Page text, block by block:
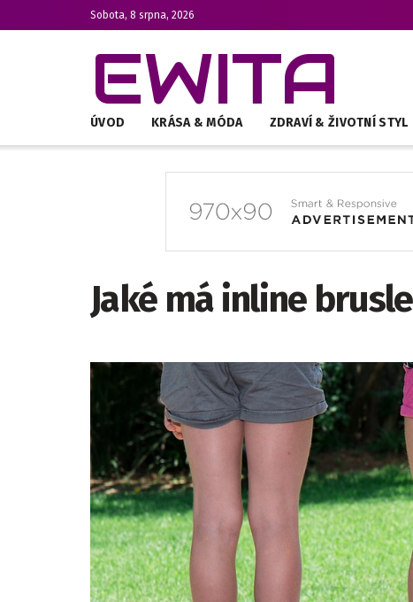
Sobota, 8 srpna, 2026
EWITA
ÚVOD KRÁSA & MÓDA ZDRAVÍ & ŽIVOTNÍ STYL
Jaké má inline